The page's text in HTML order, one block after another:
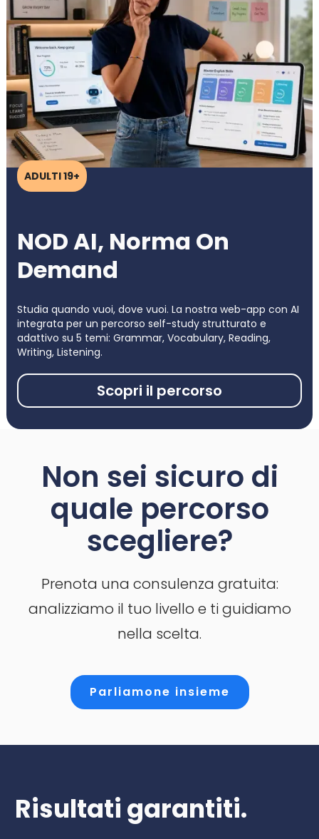
ADULTI 19+
NOD AI, Norma On
Demand
Studia quando vuoi, dove vuoi. La nostra web-app con AI
integrata per un percorso self-study strutturato e
adattivo su 5 temi: Grammar, Vocabulary, Reading,
Writing, Listening.
Scopri il percorso
Non sei sicuro di
quale percorso
scegliere?
Prenota una consulenza gratuita:
analizziamo il tuo livello e ti guidiamo
nella scelta.
Parliamone insieme
Risultati garantiti.